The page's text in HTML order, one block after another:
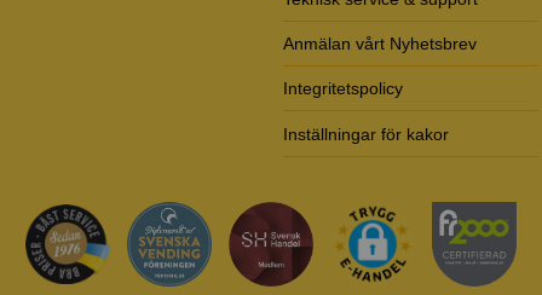
Anmälan vårt Nyhetsbrev
Integritetspolicy
Inställningar för kakor